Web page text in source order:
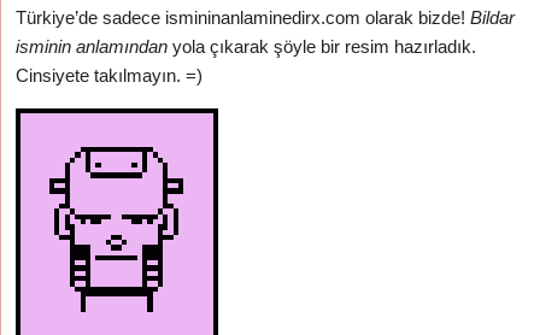
Türkiye’de sadece ismininanlaminedirx.com olarak bizde!Bildar
isminin anlamından yola çıkarak şöyle bir resim hazırladık.
Cinsiyete takılmayın. =)